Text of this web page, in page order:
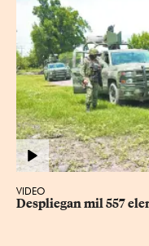
VIDEO
Despliegan mil 557